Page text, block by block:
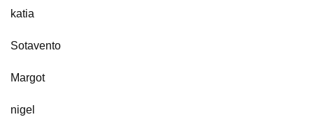
katia
Sotavento
Margot
nigel